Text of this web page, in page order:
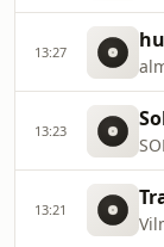
13:27
13:23
13:21